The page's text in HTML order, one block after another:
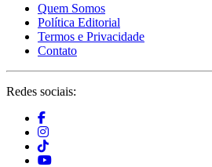
Quem Somos
Política Editorial
Termos e Privacidade
Contato
Redes sociais: